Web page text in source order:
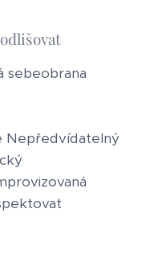
sebeobrana
Nepředvídatelný